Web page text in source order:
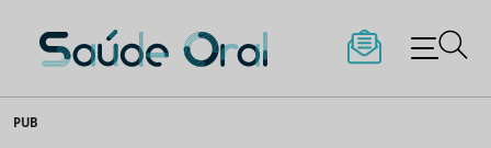
to
Saúde Oral
PUB